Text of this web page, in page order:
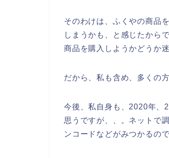
そのわけは、ふくやの商品
しまうかも、と感じたから
商品を購入しようかどうか
だから、私も含め、多くの
今後、私自身も、2020年、
思うですが、、。ネットで
ンコードなどがみつかるの